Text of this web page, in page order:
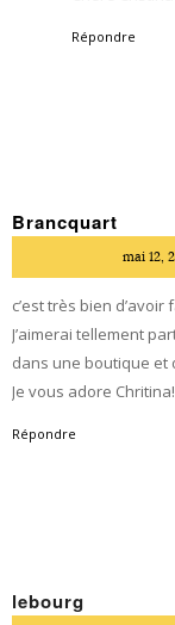
Répondre
Brancquart
mai 12,
c’est très bien d’avoir
J’aimerai tellement
dans une boutique et
Je vous adore
Répondre
lebourg